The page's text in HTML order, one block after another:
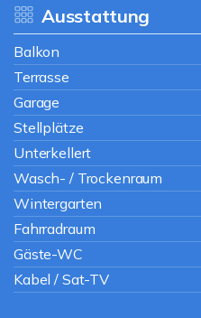
Ausstattung
Balkon
Terrasse
Garage
Stellplätze
Unterkellert
Wasch- / Trockenraum
Wintergarten
Fahrradraum
Gäste-WC
Kabel / Sat-TV